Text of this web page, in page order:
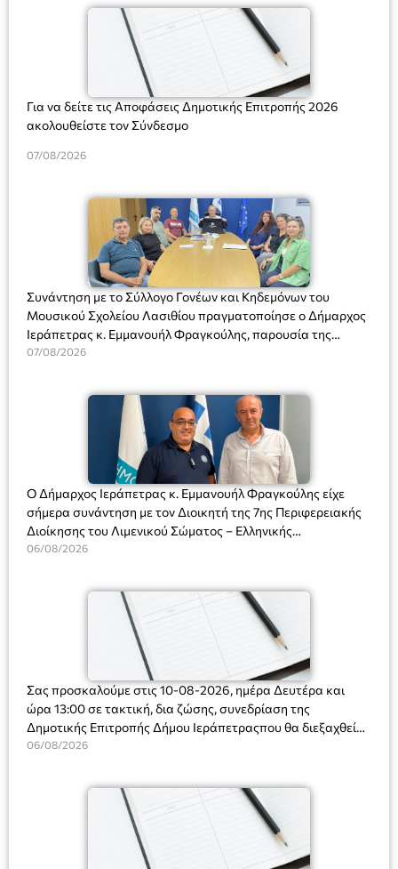
Για να δείτε τις Αποφάσεις Δημοτικής Επιτροπής 2026
ακολουθείστε τον Σύνδεσμο
07/08/2026
Συνάντηση με το Σύλλογο Γονέων και Κηδεμόνων του
Μουσικού Σχολείου Λασιθίου πραγματοποίησε ο Δήμαρχος
Ιεράπετρας κ. Εμμανουήλ Φραγκούλης, παρουσία της
Διευθύντριας του σχολείου κας Μαριάννας Χαΐτα.
07/08/2026
Ο Δήμαρχος Ιεράπετρας κ. Εμμανουήλ Φραγκούλης είχε
σήμερα συνάντηση με τον Διοικητή της 7ης Περιφερειακής
Διοίκησης του Λιμενικού Σώματος – Ελληνικής
Ακτοφυλακής (Λ.Σ.-ΕΛ.ΑΚΤ.), Αρχιπλοίαρχο Λ.Σ. κ. Ιωάννη
06/08/2026
Σας προσκαλούμε στις 10-08-2026, ημέρα Δευτέρα και
ώρα 13:00 σε τακτική, δια ζώσης, συνεδρίαση της
Δημοτικής Επιτροπής Δήμου Ιεράπετραςπου θα διεξαχθεί
στο Δημοτικό Κατάστημα, Δημοκρατίας 31 στην αίθουσα
και λήψη αποφάσεων στα παρακάτω θέματα:
06/08/2026